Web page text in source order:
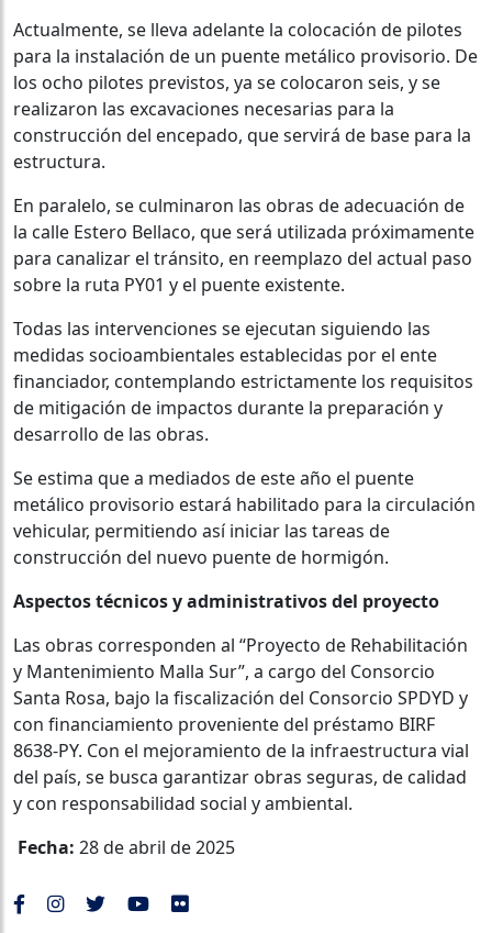
Actualmente, se lleva adelante la colocación de pilotes
para la instalación de un puente metálico provisorio. De
los ocho pilotes previstos, ya se colocaron seis, y se
realizaron las excavaciones necesarias para la
construcción del encepado, que servirá de base para la
estructura.
En paralelo, se culminaron las obras de adecuación de
la calle Estero Bellaco, que será utilizada próximamente
para canalizar el tránsito, en reemplazo del actual paso
sobre la ruta PY01 y el puente existente.
Todas las intervenciones se ejecutan siguiendo las
medidas socioambientales establecidas por el ente
financiador, contemplando estrictamente los requisitos
de mitigación de impactos durante la preparación y
desarrollo de las obras.
Se estima que a mediados de este año el puente
metálico provisorio estará habilitado para la circulación
vehicular, permitiendo así iniciar las tareas de
construcción del nuevo puente de hormigón.
Aspectos técnicos y administrativos del proyecto
Las obras corresponden al “Proyecto de Rehabilitación
y Mantenimiento Malla Sur”, a cargo del Consorcio
Santa Rosa, bajo la fiscalización del Consorcio SPDYD y
con financiamiento proveniente del préstamo BIRF
8638-PY. Con el mejoramiento de la infraestructura vial
del país, se busca garantizar obras seguras, de calidad
y con responsabilidad social y ambiental.
Fecha: 28 de abril de 2025